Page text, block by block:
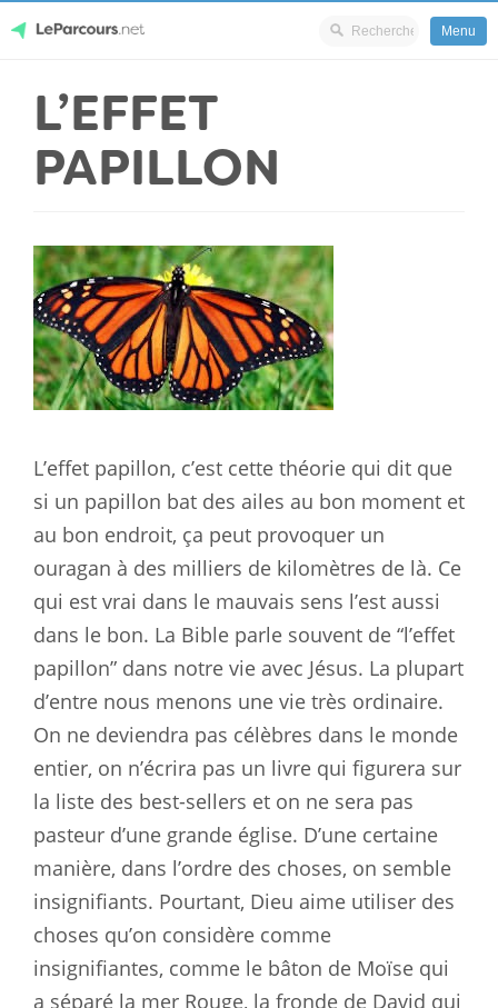
content
LeParcours.net
Menu
L’EFFET
PAPILLON
L’effet papillon, c’est cette théorie qui dit que
si un papillon bat des ailes au bon moment et
au bon endroit, ça peut provoquer un
ouragan à des milliers de kilomètres de là. Ce
qui est vrai dans le mauvais sens l’est aussi
dans le bon. La Bible parle souvent de “l’effet
papillon” dans notre vie avec Jésus. La plupart
d’entre nous menons une vie très ordinaire.
On ne deviendra pas célèbres dans le monde
entier, on n’écrira pas un livre qui figurera sur
la liste des best-sellers et on ne sera pas
pasteur d’une grande église. D’une certaine
manière, dans l’ordre des choses, on semble
insignifiants. Pourtant, Dieu aime utiliser des
choses qu’on considère comme
insignifiantes, comme le bâton de Moïse qui
a séparé la mer Rouge, la fronde de David qui